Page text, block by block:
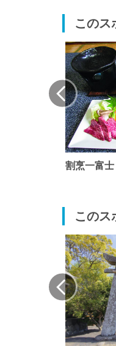
このス
割烹一富士
このス